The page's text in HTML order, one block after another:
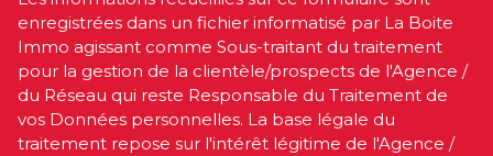
enregistrées dans un fichier informatisé par La Boite
Immo agissant comme Sous-traitant du traitement
pour la gestion de la clientèle/prospects de l'Agence /
du Réseau qui reste Responsable du Traitement de
vos Données personnelles. La base légale du
traitement repose sur l'intérêt légitime de l'Agence /